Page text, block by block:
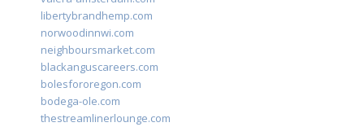
libertybrandhemp.com
norwoodinnwi.com
neighboursmarket.com
blackanguscareers.com
bolesfororegon.com
bodega-ole.com
thestreamlinerlounge.com